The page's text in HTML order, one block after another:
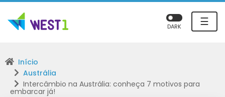
☰
DARK
Início
Austrália
Intercâmbio na Austrália: conheça 7 motivos para
embarcar já!